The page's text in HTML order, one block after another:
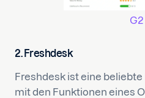
G2
2. Freshdesk
Freshdesk ist eine
mit den Funktionen eines